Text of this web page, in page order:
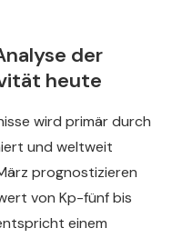
der
heute
wird primär durch
und weltweit
prognostizieren
von Kp-fünf bis
einem